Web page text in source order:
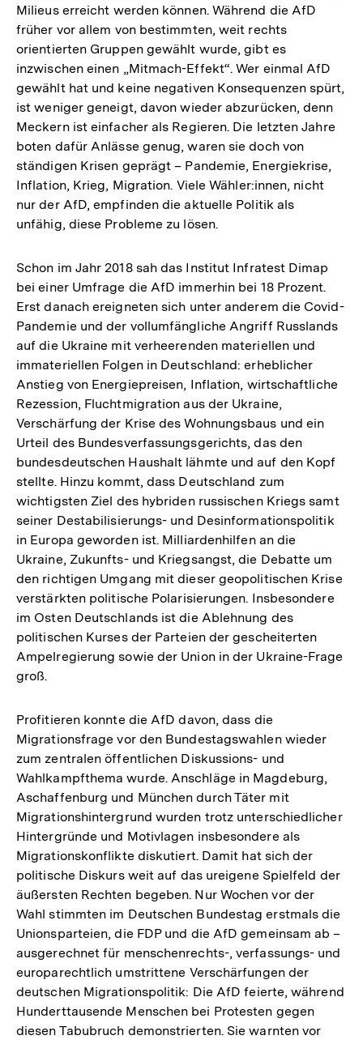
Milieus erreicht werden können. Während die AfD
früher vor allem von bestimmten, weit rechts
orientierten Gruppen gewählt wurde, gibt es
inzwischen einen „Mitmach-Effekt“. Wer einmal AfD
gewählt hat und keine negativen Konsequenzen spürt,
ist weniger geneigt, davon wieder abzurücken, denn
Meckern ist einfacher als Regieren. Die letzten Jahre
boten dafür Anlässe genug, waren sie doch von
ständigen Krisen geprägt – Pandemie, Energiekrise,
Inflation, Krieg, Migration. Viele Wähler:innen, nicht
nur der AfD, empfinden die aktuelle Politik als
unfähig, diese Probleme zu lösen.
Schon im Jahr 2018 sah das Institut Infratest Dimap
bei einer Umfrage die AfD immerhin bei 18 Prozent.
Erst danach ereigneten sich unter anderem die Covid-
Pandemie und der vollumfängliche Angriff Russlands
auf die Ukraine mit verheerenden materiellen und
immateriellen Folgen in Deutschland: erheblicher
Anstieg von Energiepreisen, Inflation, wirtschaftliche
Rezession, Fluchtmigration aus der Ukraine,
Verschärfung der Krise des Wohnungsbaus und ein
Urteil des Bundesverfassungsgerichts, das den
bundesdeutschen Haushalt lähmte und auf den Kopf
stellte. Hinzu kommt, dass Deutschland zum
wichtigsten Ziel des hybriden russischen Kriegs samt
seiner Destabilisierungs- und Desinformationspolitik
in Europa geworden ist. Milliardenhilfen an die
Ukraine, Zukunfts- und Kriegsangst, die Debatte um
den richtigen Umgang mit dieser geopolitischen Krise
verstärkten politische Polarisierungen. Insbesondere
im Osten Deutschlands ist die Ablehnung des
politischen Kurses der Parteien der gescheiterten
Ampelregierung sowie der Union in der Ukraine-Frage
groß.
Profitieren konnte die AfD davon, dass die
Migrationsfrage vor den Bundestagswahlen wieder
zum zentralen öffentlichen Diskussions- und
Wahlkampfthema wurde. Anschläge in Magdeburg,
Aschaffenburg und München durch Täter mit
Migrationshintergrund wurden trotz unterschiedlicher
Hintergründe und Motivlagen insbesondere als
Migrationskonflikte diskutiert. Damit hat sich der
politische Diskurs weit auf das ureigene Spielfeld der
äußersten Rechten begeben. Nur Wochen vor der
Wahl stimmten im Deutschen Bundestag erstmals die
Unionsparteien, die FDP und die AfD gemeinsam ab –
ausgerechnet für menschenrechts-, verfassungs- und
europarechtlich umstrittene Verschärfungen der
deutschen Migrationspolitik: Die AfD feierte, während
Hunderttausende Menschen bei Protesten gegen
diesen Tabubruch demonstrierten. Sie warnten vor